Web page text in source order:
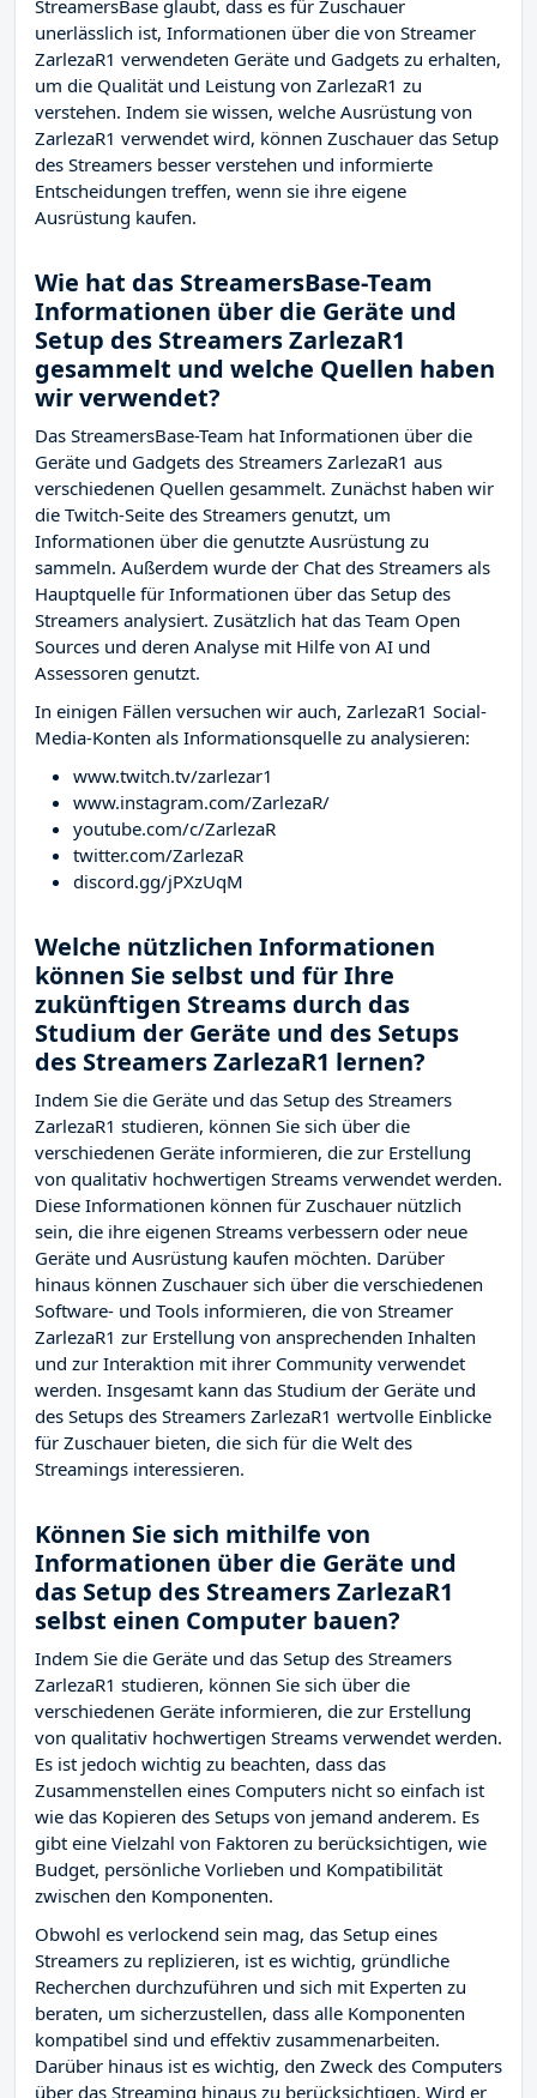
StreamersBase glaubt, dass es für Zuschauer
unerlässlich ist, Informationen über die von Streamer
ZarlezaR1 verwendeten Geräte und Gadgets zu erhalten,
um die Qualität und Leistung von ZarlezaR1 zu
verstehen. Indem sie wissen, welche Ausrüstung von
ZarlezaR1 verwendet wird, können Zuschauer das Setup
des Streamers besser verstehen und informierte
Entscheidungen treffen, wenn sie ihre eigene
Ausrüstung kaufen.
Wie hat das StreamersBase-Team
Informationen über die Geräte und
Setup des Streamers ZarlezaR1
gesammelt und welche Quellen haben
wir verwendet?
Das StreamersBase-Team hat Informationen über die
Geräte und Gadgets des Streamers ZarlezaR1 aus
verschiedenen Quellen gesammelt. Zunächst haben wir
die Twitch-Seite des Streamers genutzt, um
Informationen über die genutzte Ausrüstung zu
sammeln. Außerdem wurde der Chat des Streamers als
Hauptquelle für Informationen über das Setup des
Streamers analysiert. Zusätzlich hat das Team Open
Sources und deren Analyse mit Hilfe von AI und
Assessoren genutzt.
In einigen Fällen versuchen wir auch, ZarlezaR1 Social-
Media-Konten als Informationsquelle zu analysieren:
www.twitch.tv/zarlezar1
www.instagram.com/ZarlezaR/
youtube.com/c/ZarlezaR
twitter.com/ZarlezaR
discord.gg/jPXzUqM
Welche nützlichen Informationen
können Sie selbst und für Ihre
zukünftigen Streams durch das
Studium der Geräte und des Setups
des Streamers ZarlezaR1 lernen?
Indem Sie die Geräte und das Setup des Streamers
ZarlezaR1 studieren, können Sie sich über die
verschiedenen Geräte informieren, die zur Erstellung
von qualitativ hochwertigen Streams verwendet werden.
Diese Informationen können für Zuschauer nützlich
sein, die ihre eigenen Streams verbessern oder neue
Geräte und Ausrüstung kaufen möchten. Darüber
hinaus können Zuschauer sich über die verschiedenen
Software- und Tools informieren, die von Streamer
ZarlezaR1 zur Erstellung von ansprechenden Inhalten
und zur Interaktion mit ihrer Community verwendet
werden. Insgesamt kann das Studium der Geräte und
des Setups des Streamers ZarlezaR1 wertvolle Einblicke
für Zuschauer bieten, die sich für die Welt des
Streamings interessieren.
Können Sie sich mithilfe von
Informationen über die Geräte und
das Setup des Streamers ZarlezaR1
selbst einen Computer bauen?
Indem Sie die Geräte und das Setup des Streamers
ZarlezaR1 studieren, können Sie sich über die
verschiedenen Geräte informieren, die zur Erstellung
von qualitativ hochwertigen Streams verwendet werden.
Es ist jedoch wichtig zu beachten, dass das
Zusammenstellen eines Computers nicht so einfach ist
wie das Kopieren des Setups von jemand anderem. Es
gibt eine Vielzahl von Faktoren zu berücksichtigen, wie
Budget, persönliche Vorlieben und Kompatibilität
zwischen den Komponenten.
Obwohl es verlockend sein mag, das Setup eines
Streamers zu replizieren, ist es wichtig, gründliche
Recherchen durchzuführen und sich mit Experten zu
beraten, um sicherzustellen, dass alle Komponenten
kompatibel sind und effektiv zusammenarbeiten.
Darüber hinaus ist es wichtig, den Zweck des Computers
über das Streaming hinaus zu berücksichtigen. Wird er